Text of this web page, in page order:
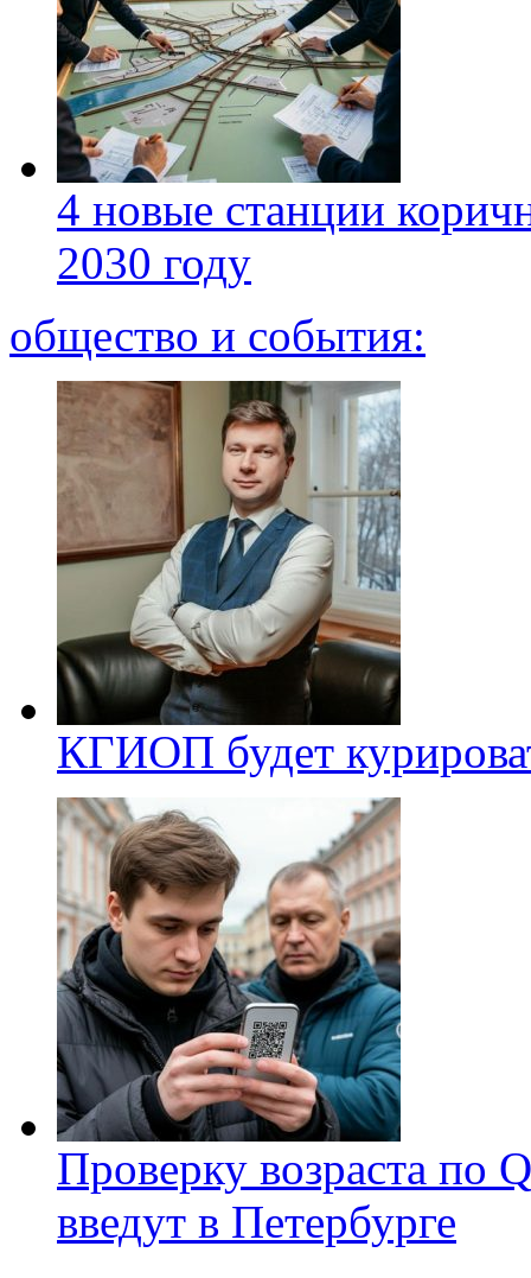
4 новые станции
2030 году
общество и события:
КГИОП будет
Проверку возраста по
введут в Петербурге